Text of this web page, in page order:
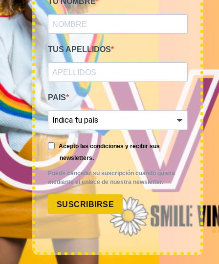
Smile Vintage es una empresa mayorista con una amplia
trayectoria internacional que cuenta con un equipo
experimentado y especializado en el sector de la moda.
MI CUENTA
TUS APELLIDOS
PAIS
Acepto las condiciones y recibir sus
newsletters.
Puede cancelar su suscripción cuando quiera
mediante el enlace de nuestra newsletter.
SUSCRIBIRSE